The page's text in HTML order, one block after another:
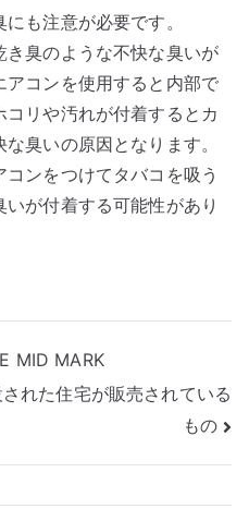
も注意が必要です。
臭のような不快な臭いが
コンを使用すると内部で
リや汚れが付着するとカ
臭いの原因となります。
ンをつけてタバコを吸う
が付着する可能性があり
MID MARK
れた住宅が販売されている
もの